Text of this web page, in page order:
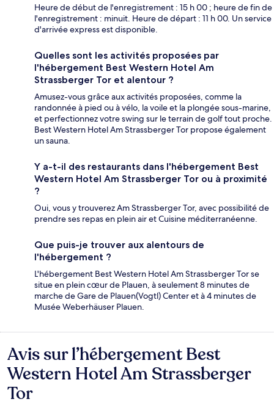
Heure de début de l'enregistrement : 15 h 00 ; heure de fin de
l'enregistrement : minuit. Heure de départ : 11 h 00. Un service
d'arrivée express est disponible.
Quelles sont les activités proposées par
l'hébergement Best Western Hotel Am
Strassberger Tor et alentour ?
Amusez-vous grâce aux activités proposées, comme la
randonnée à pied ou à vélo, la voile et la plongée sous-marine,
et perfectionnez votre swing sur le terrain de golf tout proche.
Best Western Hotel Am Strassberger Tor propose également
un sauna.
Y a-t-il des restaurants dans l'hébergement Best
Western Hotel Am Strassberger Tor ou à proximité
?
Oui, vous y trouverez Am Strassberger Tor, avec possibilité de
prendre ses repas en plein air et Cuisine méditerranéenne.
Que puis-je trouver aux alentours de
l'hébergement ?
L'hébergement Best Western Hotel Am Strassberger Tor se
situe en plein cœur de Plauen, à seulement 8 minutes de
marche de Gare de Plauen(Vogtl) Center et à 4 minutes de
Musée Weberhäuser Plauen.
Avis
Avis sur l’hébergement Best
Western Hotel Am Strassberger
Tor